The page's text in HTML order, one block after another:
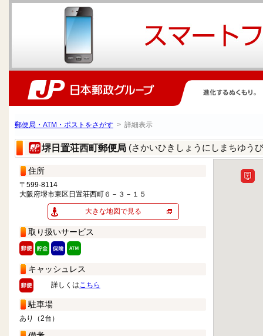
郵便局・ATM・ポストをさがす > 詳細表示
堺日置荘西町郵便局 (さかいひきしょうにしまちゆう
住所
〒599-8114
大阪府堺市東区日置荘西町６－３－１５
大きな地図で見る
取り扱いサービス
キャッシュレス
詳しくはこちら
駐車場
あり（2台）